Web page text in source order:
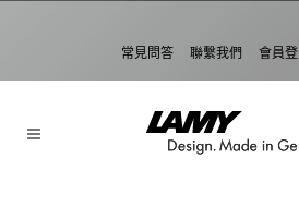
常見問答 聯繫我們 會員